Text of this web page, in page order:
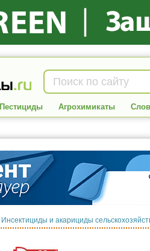
Пестициды Агрохимикаты
Инсектициды и акарициды